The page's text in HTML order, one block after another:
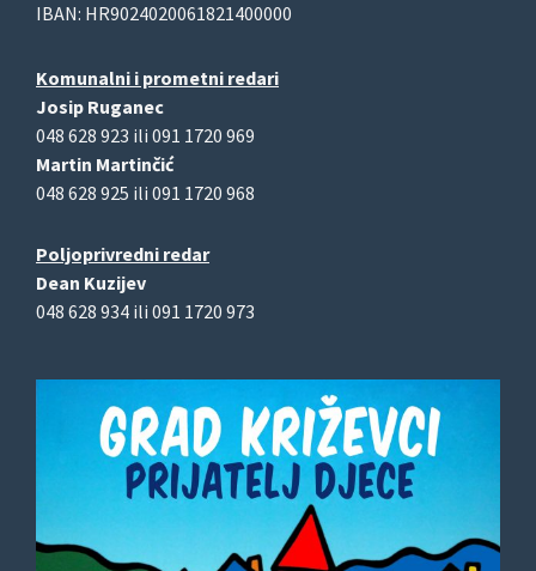
IBAN: HR9024020061821400000
Komunalni i prometni redari
Josip Ruganec
048 628 923 ili 091 1720 969
Martin Martinčić
048 628 925 ili 091 1720 968
Poljoprivredni redar
Dean Kuzijev
048 628 934 ili 091 1720 973